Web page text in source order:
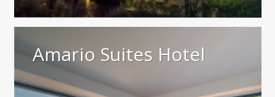
Amario Suites Hotel